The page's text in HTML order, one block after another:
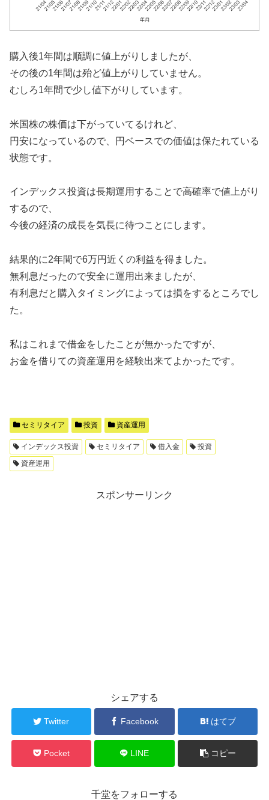
購入後1年間は順調に値上がりしましたが、
その後の1年間は殆ど値上がりしていません。
むしろ1年間で少し値下がりしています。
米国株の株価は下がっていてるけれど、
円安になっているので、円ベースでの価値は保たれている
状態です。
インデックス投資は長期運用することで高確率で値上がり
するので、
今後の経済の成長を気長に待つことにします。
結果的に2年間で6万円近くの利益を得ました。
無利息だったので安全に運用出来ましたが、
有利息だと購入タイミングによっては損をするところでし
た。
私はこれまで借金をしたことが無かったですが、
お金を借りての資産運用を経験出来てよかったです。
セミリタイア 投資 資産運用
インデックス投資 セミリタイア 借入金
投資
資産運用
スポンサーリンク
シェアする
Twitter Facebook はてブ
Pocket LINE コピー
千堂をフォローする